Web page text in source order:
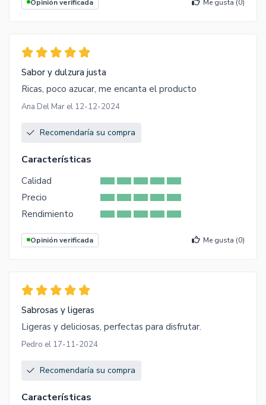
Opinión verificada Me gusta (0)
Sabor y dulzura justa
Ricas, poco azucar, me encanta el producto
Ana Del Mar el 12-12-2024
Recomendaría su compra
Características
Calidad
Precio
Rendimiento
Opinión verificada Me gusta (0)
Sabrosas y ligeras
Ligeras y deliciosas, perfectas para disfrutar.
Pedro el 17-11-2024
Recomendaría su compra
Características